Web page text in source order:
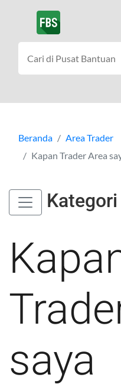
Beranda
Area Trader
Kapan Trader Area
Kategori
saya